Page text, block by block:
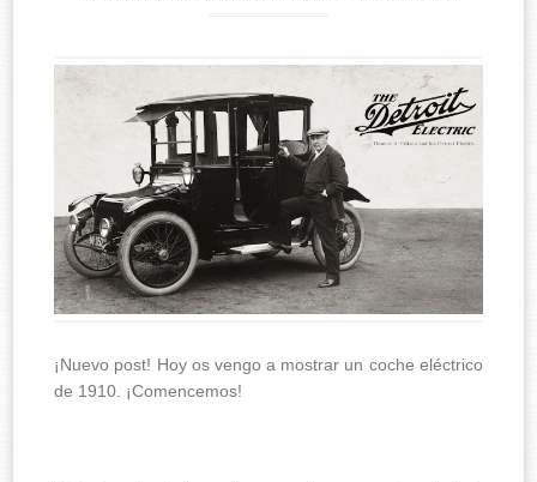
¡Nuevo post! Hoy os vengo a mostrar un coche eléctrico
de 1910. ¡Comencemos!